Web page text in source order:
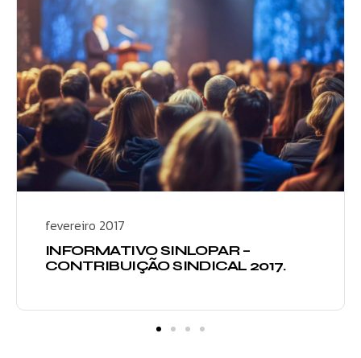
fevereiro 2017
INFORMATIVO SINLOPAR –
CONTRIBUIÇÃO SINDICAL 2017.